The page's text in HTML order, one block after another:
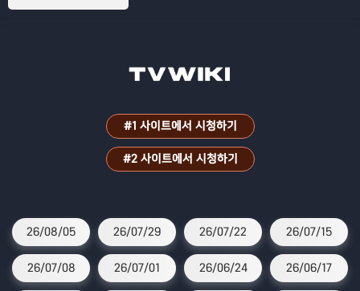
#1 사이트에서 시청하기
#2 사이트에서 시청하기
26/08/05 26/07/29 26/07/22 26/07/15
26/07/08 26/07/01 26/06/24 26/06/17